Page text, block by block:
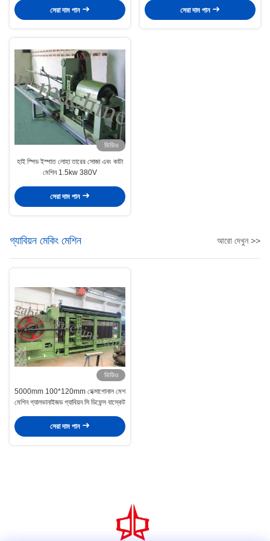
সেরা দাম পান সেরা দাম পান
ভিডিও
হাই স্পিড ইস্পাত লোহা তারের সোজা এবং কাটা
মেশিন 1.5kw 380V
সেরা দাম পান
গ্যাবিয়ন মেকিং মেশিন আরো দেখুন >>
ভিডিও
5000mm 100*120mm হেক্সাগোনাল মেশ
মেশিন গ্যালভানাইজড গ্যাবিয়ন সি ডিফেন্স বাস্কেট
সেরা দাম পান